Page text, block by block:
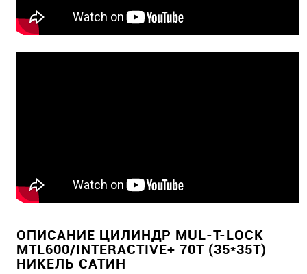
ОПИСАНИЕ ЦИЛИНДР MUL-T-LOCK
MTL600/INTERACTIVE+ 70T (35*35T)
НИКЕЛЬ САТИН